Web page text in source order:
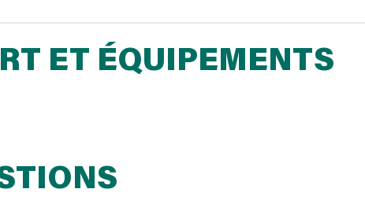
ET ÉQUIPEMENTS